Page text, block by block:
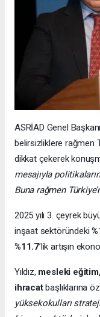
ASRİAD Genel Başkanı
belirsizliklere rağmen
dikkat çekerek
mesajıyla
Buna rağmen
2025 yılı 3. çeyrek
inşaat sektöründeki
%11.7’lik artışın
Yıldız, mesleki
ihracatbaşlıklarına
yüksekokulları